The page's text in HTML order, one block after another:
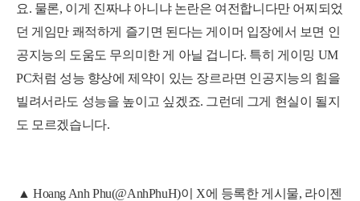
요. 물론, 이게 진짜냐 아니냐 논란은 여전합니다만 어찌되었
던 게임만 쾌적하게 즐기면 된다는 게이머 입장에서 보면 인
공지능의 도움도 무의미한 게 아닐 겁니다. 특히 게이밍 UM
PC처럼 성능 향상에 제약이 있는 장르라면 인공지능의 힘을
빌려서라도 성능을 높이고 싶겠죠. 그런데 그게 현실이 될지
도 모르겠습니다.
▲Hoang Anh Phu(@AnhPhuH)이 X에 등록한 게시물, 라이젠